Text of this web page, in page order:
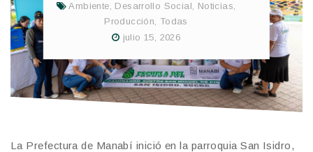
Ambiente, Desarrollo Social, Noticias,
Producción, Todas
julio 15, 2026
La Prefectura de Manabí inició en la parroquia San Isidro,